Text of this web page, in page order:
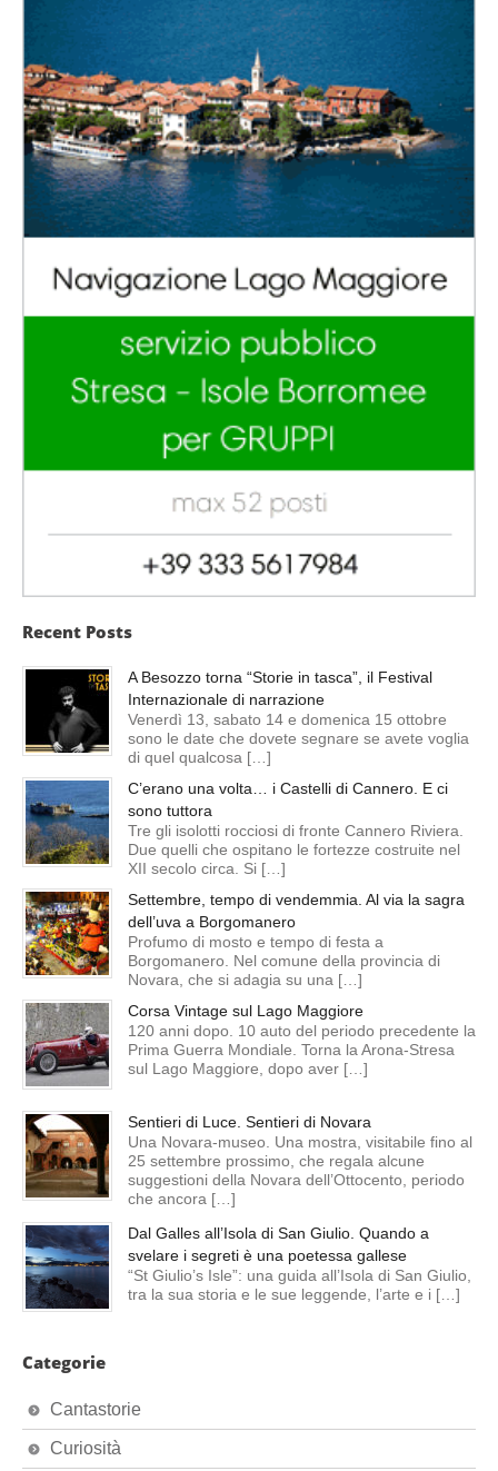
Recent Posts
A Besozzo torna “Storie in tasca”, il Festival
Internazionale di narrazione
Venerdì 13, sabato 14 e domenica 15 ottobre
sono le date che dovete segnare se avete voglia
di quel qualcosa […]
C’erano una volta… i Castelli di Cannero. E ci
sono tuttora
Tre gli isolotti rocciosi di fronte Cannero Riviera.
Due quelli che ospitano le fortezze costruite nel
XII secolo circa. Si […]
Settembre, tempo di vendemmia. Al via la sagra
dell’uva a Borgomanero
Profumo di mosto e tempo di festa a
Borgomanero. Nel comune della provincia di
Novara, che si adagia su una […]
Corsa Vintage sul Lago Maggiore
120 anni dopo. 10 auto del periodo precedente la
Prima Guerra Mondiale. Torna la Arona-Stresa
sul Lago Maggiore, dopo aver […]
Sentieri di Luce. Sentieri di Novara
Una Novara-museo. Una mostra, visitabile fino al
25 settembre prossimo, che regala alcune
suggestioni della Novara dell’Ottocento, periodo
che ancora […]
Dal Galles all’Isola di San Giulio. Quando a
svelare i segreti è una poetessa gallese
“St Giulio’s Isle”: una guida all’Isola di San Giulio,
tra la sua storia e le sue leggende, l’arte e i […]
Categorie
Cantastorie
Curiosità